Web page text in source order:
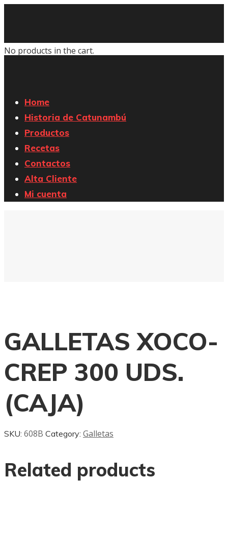
No products in the cart.
Home
Historia de Catunambú
Productos
Recetas
Contactos
Alta Cliente
Mi cuenta
GALLETAS XOCO-
CREP 300 UDS.
(CAJA)
SKU: 608B Category: Galletas
Related products